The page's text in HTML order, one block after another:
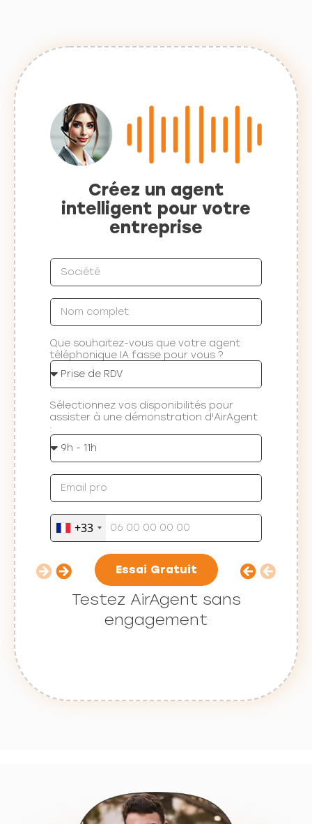
Créez un agent
intelligent pour votre
entreprise
Que souhaitez-vous que votre agent
téléphonique IA fasse pour vous ?
Sélectionnez vos disponibilités pour
assister à une démonstration d'AirAgent
:
+33
Essai Gratuit
Testez AirAgent sans
engagement